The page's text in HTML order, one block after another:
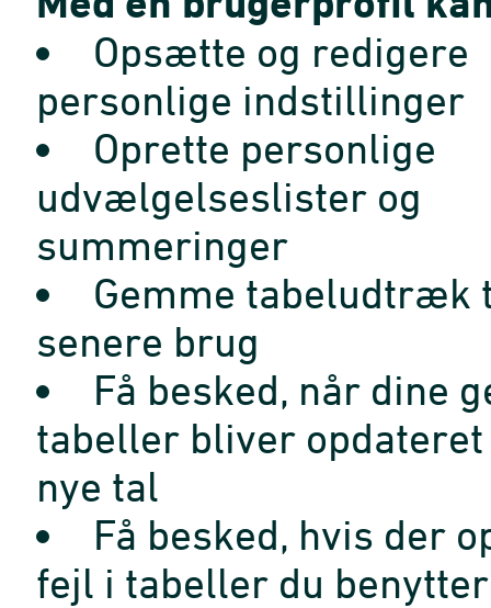
Opsætte og redigere
personlige indstillinger
Oprette personlige
udvælgelseslister og
summeringer
Gemme tabeludtræk
senere brug
Få besked, når dine
tabeller bliver opdateret
nye tal
Få besked, hvis der
fejl i tabeller du benytter